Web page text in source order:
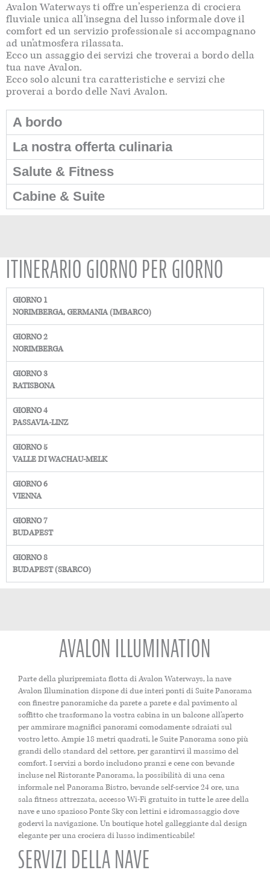
Avalon Waterways ti offre un’esperienza di crociera
fluviale unica all’insegna del lusso informale dove il
comfort ed un servizio professionale si accompagnano
ad un’atmosfera rilassata.
Ecco un assaggio dei servizi che troverai a bordo della
tua nave Avalon.
Ecco solo alcuni tra caratteristiche e servizi che
proverai a bordo delle Navi Avalon.
A bordo
La nostra offerta culinaria
Salute & Fitness
Cabine & Suite
ITINERARIO GIORNO PER GIORNO
GIORNO 1
NORIMBERGA, GERMANIA (IMBARCO)
GIORNO 2
NORIMBERGA
GIORNO 3
RATISBONA
GIORNO 4
PASSAVIA-LINZ
GIORNO 5
VALLE DI WACHAU-MELK
GIORNO 6
VIENNA
GIORNO 7
BUDAPEST
GIORNO 8
BUDAPEST (SBARCO)
AVALON ILLUMINATION
Parte della pluripremiata flotta di Avalon Waterways, la nave
Avalon Illumination dispone di due interi ponti di Suite Panorama
con finestre panoramiche da parete a parete e dal pavimento al
soffitto che trasformano la vostra cabina in un balcone all’aperto
per ammirare magnifici panorami comodamente sdraiati sul
vostro letto. Ampie 18 metri quadrati, le Suite Panorama sono più
grandi dello standard del settore, per garantirvi il massimo del
comfort. I servizi a bordo includono pranzi e cene con bevande
incluse nel Ristorante Panorama, la possibilità di una cena
informale nel Panorama Bistro, bevande self-service 24 ore, una
sala fitness attrezzata, accesso Wi-Fi gratuito in tutte le aree della
nave e uno spazioso Ponte Sky con lettini e idromassaggio dove
godervi la navigazione. Un boutique hotel galleggiante dal design
elegante per una crociera di lusso indimenticabile!
SERVIZI DELLA NAVE